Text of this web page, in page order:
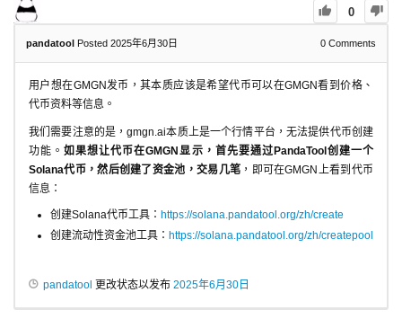
0
pandatool Posted 2025年6月30日 0 Comments
用户想在GMGN发币，其本质应该是希望代币可以在GMGN看到价格、
代币资料等信息。
我们需要注意的是，gmgn.ai本质上是一个行情平台，无法提供代币创建
功能。如果想让代币在GMGN显示，首先要通过PandaTool创建一个
Solana代币，然后创建了资金池，交易几笔 ，即可在GMGN上看到代币
信息：
创建Solana代币工具： https://solana.pandatool.org/zh/create
创建流动性资金池工具： https://solana.pandatool.org/zh/createpool
pandatool 更改状态以发布 2025年6月30日